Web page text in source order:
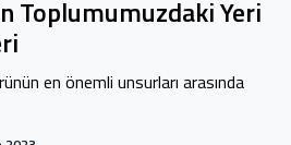
Toplumumuzdaki Yeri
en önemli unsurları arasında